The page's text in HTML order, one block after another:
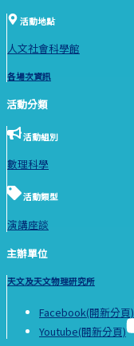
活動地點
人文社會科學館
各場次資訊
活動分類
活動組別
數理科學
活動類型
演講座談
主辦單位
天文及天文物理研究所
Facebook(開新分頁)
Youtube(開新分頁)